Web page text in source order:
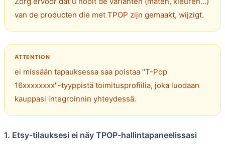
van de producten die met TPOP zijn gemaakt, wijzigt.
ei missään tapauksessa saa poistaa "T-Pop
16xxxxxxxx"-tyyppistä toimitusprofiilia, joka luodaan
kauppasi integroinnin yhteydessä.
1. Etsy-tilauksesi ei näy TPOP-hallintapaneelissasi